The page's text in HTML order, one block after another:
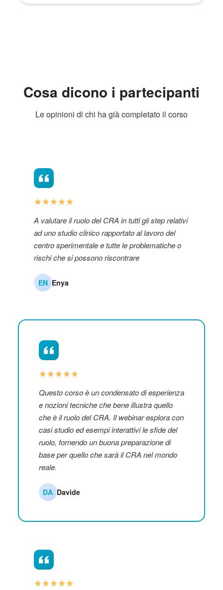
Cosa dicono i partecipanti
Le opinioni di chi ha già completato il corso
A valutare il ruolo del CRA in tutti gli step relativi
ad uno studio clinico rapportato al lavoro del
centro sperimentale e tutte le problematiche o
rischi che si possono riscontrare
EN Enya
Questo corso è un condensato di esperienza
e nozioni tecniche che bene illustra quello
che è il ruolo del CRA. Il webinar esplora con
casi studio ed esempi interattivi le sfide del
ruolo, fornendo un buona preparazione di
base per quello che sarà il CRA nel mondo
reale.
DA Davide